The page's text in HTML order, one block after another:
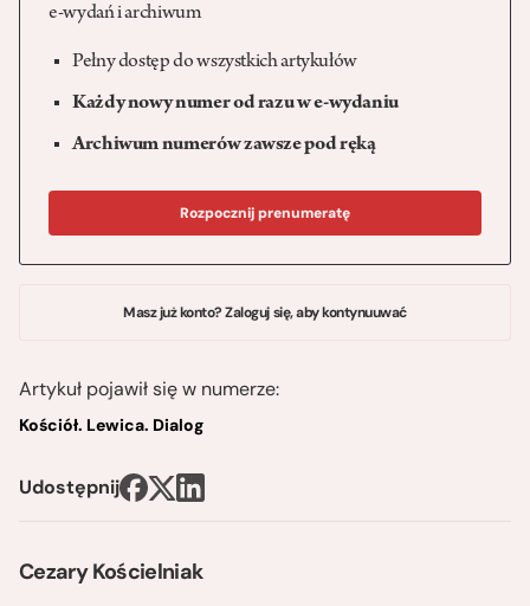
Cezary Kościelniak
e-wydań i archiwum
Pełny dostęp do wszystkich artykułów
Każdy nowy numer od razu w e-wydaniu
Archiwum numerów zawsze pod ręką
Rozpocznij prenumeratę
Masz już konto? Zaloguj się, aby kontynuuwać
Artykuł pojawił się w numerze:
Kościół. Lewica. Dialog
Udostępnij